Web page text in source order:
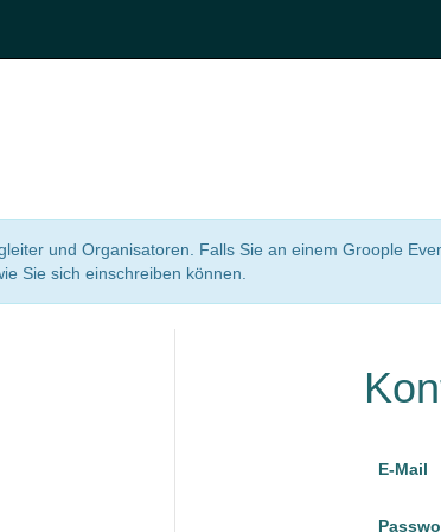
und Organisatoren. Falls Sie an einem Groople
Sie sich einschreiben können.
E-Mail